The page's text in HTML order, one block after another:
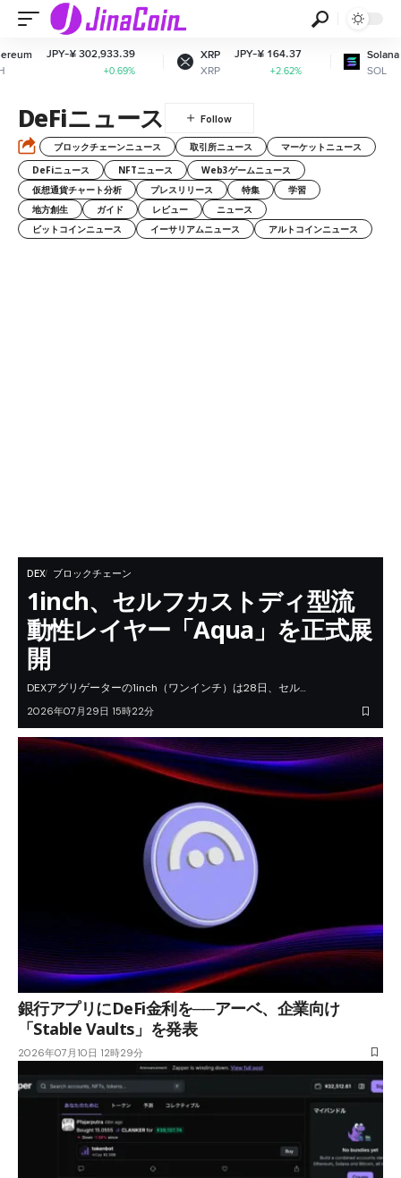
¥ 302,933.39 JPY-¥ 164.37
+2.62%
JPY-¥
DeFiニュース
ブロックチェーンニュース 取引所ニュース
マーケットニュース
DeFiニュース
NFTニュース
Web3ゲームニュース
仮想通貨チャート分析
プレスリリース 特集
学習
地方創生
ガイド レビュー
ニュース
ビットコインニュース
イーサリアムニュース アルトコインニュース
DEX ブロックチェーン
1inch、セルフカストディ型流
動性レイヤー「Aqua」を正式展
開
DEXアグリゲーターの1inch（ワンインチ）は28日、セル…
2026年07月29日 15時22分
銀行アプリにDeFi金利を──アーベ、企業向け
「Stable Vaults」を発表
2026年07月10日 12時29分